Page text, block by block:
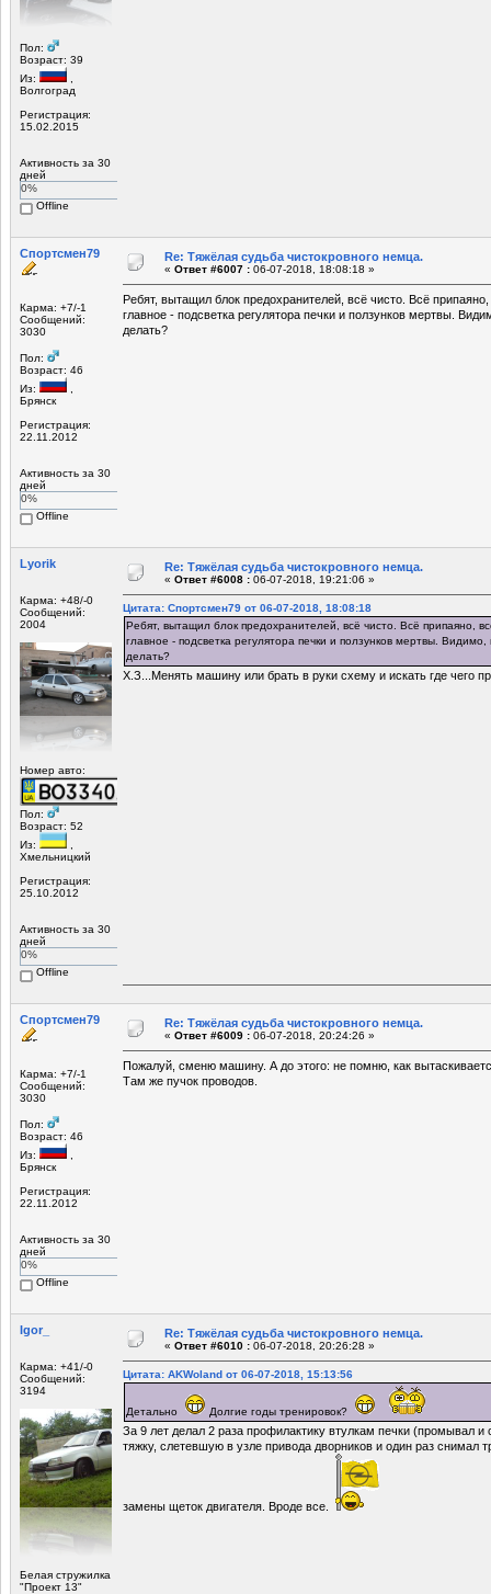
Пол:
Возраст: 39
Из:
Волгоград
Регистрация:
15.02.2015
Активность за 30
дней
0%
Offline
Спортсмен79
Карма: +7/-1
Сообщений:
3030
Пол:
Возраст: 46
Из:
Брянск
Регистрация:
22.11.2012
Активность за 30
дней
0%
Offline
Re: Тяжёлая судьба чистокровного немца.
« Ответ #6007 : 06-07-2018, 18:08:18 »
Ребят, вытащил блок предохранителей, всё чисто. Всё
главное - подсветка регулятора печки и ползунков мертвы.
делать?
Lyorik
Карма: +48/-0
Сообщений:
2004
Номер авто:
Пол:
Возраст: 52
Из:
,
Хмельницкий
Регистрация:
25.10.2012
Активность за 30
дней
0%
Offline
Re: Тяжёлая судьба чистокровного немца.
« Ответ #6008 : 06-07-2018, 19:21:06 »
Цитата: Спортсмен79 от 06-07-2018, 18:08:18
Ребят, вытащил блок предохранителей, всё чисто. Всё припаяно,
главное - подсветка регулятора печки и ползунков мертвы.
делать?
Х.З...Менять машину или брать в руки схему и искать где чего
Спортсмен79
Карма: +7/-1
Сообщений:
3030
Пол:
Возраст: 46
Из:
Брянск
Регистрация:
22.11.2012
Активность за 30
дней
0%
Offline
Re: Тяжёлая судьба чистокровного немца.
« Ответ #6009 : 06-07-2018, 20:24:26 »
Пожалуй, сменю машину. А до этого: не помню, как
Там же пучок проводов.
Igor_
Карма: +41/-0
Сообщений:
3194
Белая стружилка
"Проект 13"
Re: Тяжёлая судьба чистокровного немца.
« Ответ #6010 : 06-07-2018, 20:26:28 »
Цитата: AKWoland от 06-07-2018, 15:13:56
Детально Долгие годы тренировок?
За 9 лет делал 2 раза профилактику втулкам печки (промывал и
тяжку, слетевшую в узле привода дворников и один раз снимал
замены щеток двигателя. Вроде все.